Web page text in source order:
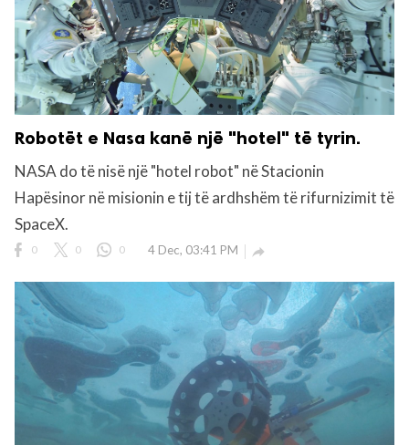
Robotët e Nasa kanë një "hotel" të tyrin.
NASA do të nisë një "hotel robot" në Stacionin
Hapësinor në misionin e tij të ardhshëm të rifurnizimit të
SpaceX.
0 0 0 4 Dec, 03:41 PM 